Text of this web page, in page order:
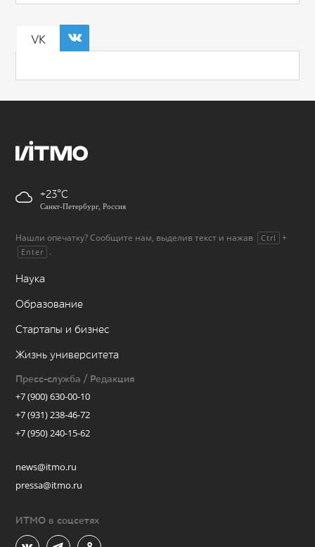
VK
+23
Санкт-Петербург, Россия
Нашли опечатку? Сообщите нам, выделив текст и нажав Ctrl +
Enter .
Наука
Образование
Стартапы и бизнес
Жизнь университета
Пресс-служба / Редакция
+7 (900) 630-00-10
+7 (931) 238-46-72
+7 (950) 240-15-62
news@itmo.ru
pressa@itmo.ru
ИТМО в соцсетях